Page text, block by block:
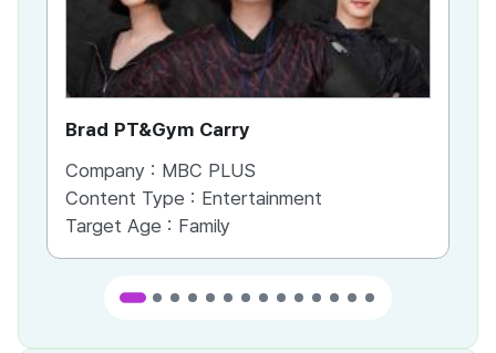
Brad PT&Gym Carry
Company : MBC PLUS
Content Type : Entertainment
Target Age : Family